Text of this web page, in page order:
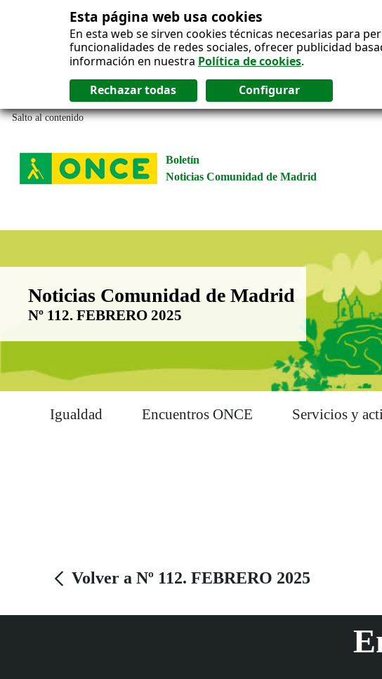
Esta página web usa cookies
En esta web se sirven cookies técnicas necesarias para
funcionalidades de redes sociales, ofrecer publicidad
información en nuestra Política de cookies.
Salto al contenido
Boletín
Noticias Comunidad de Madrid
Boletín Noticias Comunidad de Madrid
Noticias Comunidad de Madrid
Nº 112. FEBRERO 2025
Igualdad Encuentros ONCE Servicios y
Volver a Nº 112. FEBRERO 2025